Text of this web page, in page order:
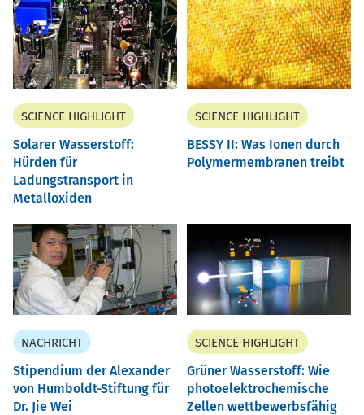
SCIENCE HIGHLIGHT
Solarer Wasserstoff:
Hürden für
Ladungstransport in
Metalloxiden
SCIENCE HIGHLIGHT
BESSY II: Was Ionen durch
Polymermembranen treibt
NACHRICHT
Stipendium der Alexander
von Humboldt-Stiftung für
Dr. Jie Wei
SCIENCE HIGHLIGHT
Grüner Wasserstoff: Wie
photoelektrochemische
Zellen wettbewerbsfähig